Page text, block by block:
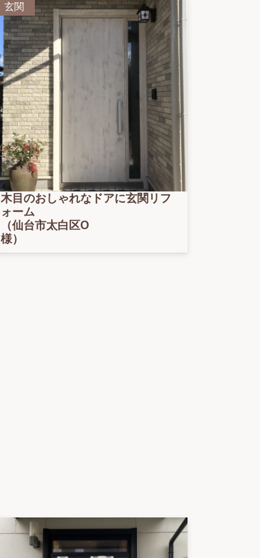
玄関
木目のおしゃれなドアに玄関リフ
ォーム
（仙台市太白区O
様）